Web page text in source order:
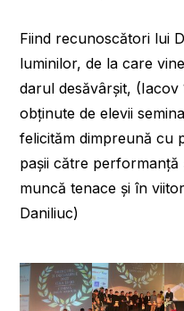
Fiind recunoscători lui
luminilor, de la care
darul desăvârșit,
obținute de elevii
felicităm dimpreună cu
pașii către performanță
muncă tenace și în
Daniliuc)